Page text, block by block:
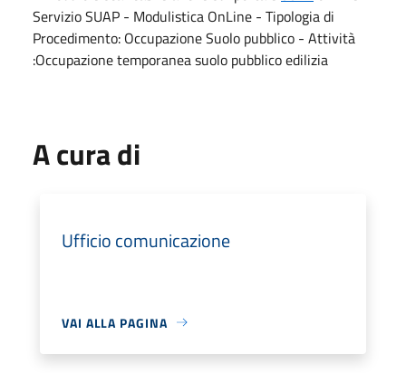
Servizio SUAP - Modulistica OnLine - Tipologia di
Procedimento: Occupazione Suolo pubblico - Attività
:Occupazione temporanea suolo pubblico edilizia
A cura di
Ufficio comunicazione
VAI ALLA PAGINA